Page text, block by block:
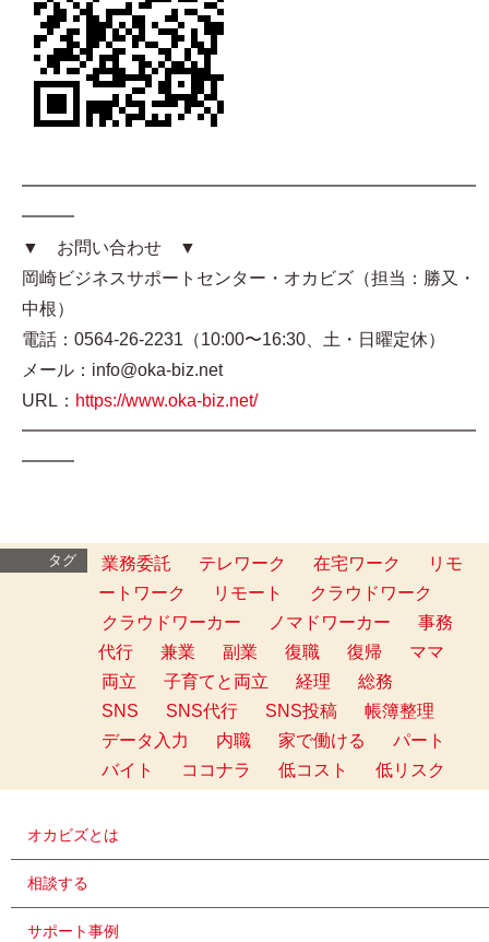
━━━━━━━━━━━━━━━━━━━━━━━━━━
━━━
▼ お問い合わせ ▼
岡崎ビジネスサポートセンター・オカビズ（担当：勝又・
中根）
電話：0564-26-2231（10:00〜16:30、土・日曜定休）
メール：info@oka-biz.net
URL： https://www.oka-biz.net/
━━━━━━━━━━━━━━━━━━━━━━━━━━
━━━
タグ 業務委託 テレワーク 在宅ワーク
リモ
ートワーク
リモート
クラウドワーク
クラウドワーカー
ノマドワーカー
事務
代行
兼業 副業 復職 復帰
ママ
両立
子育てと両立 経理
総務
SNS
SNS代行 SNS投稿
帳簿整理
データ入力
内職 家で働ける
パート
バイト
ココナラ 低コスト 低リスク
オカビズとは
相談する
サポート事例